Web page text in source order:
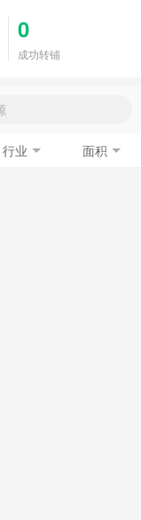
0
成功转铺
行业 面积